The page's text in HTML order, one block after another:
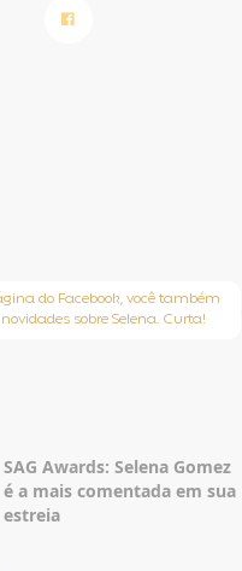
do Facebook, você também
sobre Selena. Curta!
SAG Awards: Selena Gomez
é a mais comentada em sua
estreia